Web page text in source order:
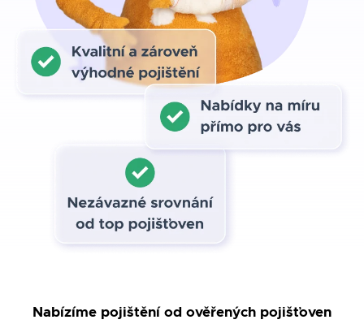
Nabízíme pojištění od ověřených pojišťoven